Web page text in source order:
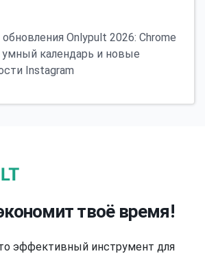
Onlypult 2026: Chrome
умный календарь и новые
Instagram
твоё время!
эффективный инструмент для